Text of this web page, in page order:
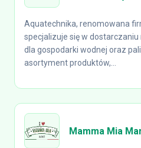
Aquatechnika, renomowana
specjalizuje się w
dla gospodarki wodnej oraz
asortyment produktów,...
Mamma Mia